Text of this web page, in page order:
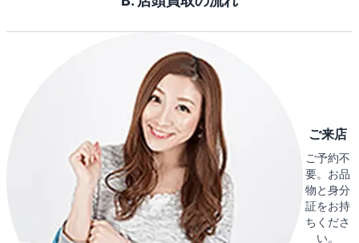
ご来店
ご予約不
要。お品
物と身分
証をお持
ちくださ
い。